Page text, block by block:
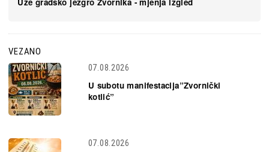
VEZANO
07.08.2026
U subotu manifestacija”Zvornički
kotlić”
07.08.2026